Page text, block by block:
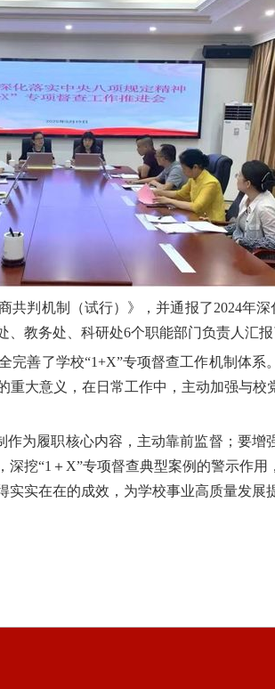
共判机制（试行）》，并通报了2024年
教务处、科研处6个职能部门负责人汇报
完善了学校“1+X”专项督查工作机制体系
大意义，在日常工作中，主动加强与
作为履职核心内容，主动靠前监督；要
深挖“1＋X”专项督查典型案例的警示作
实在在的成效，为学校事业高质量发展